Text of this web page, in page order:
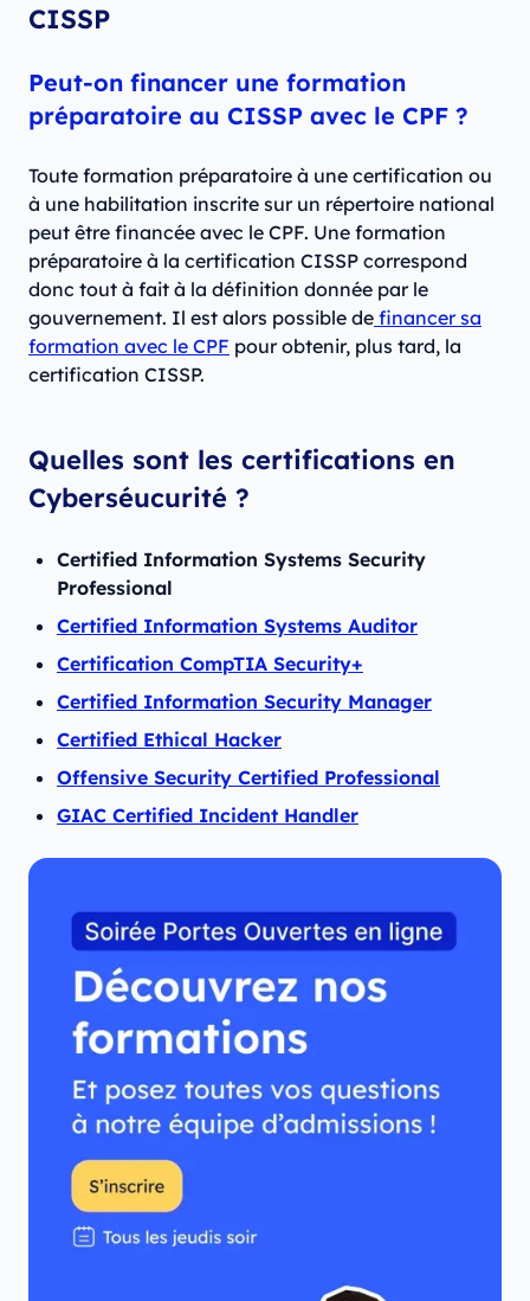
CISSP
Peut-on financer une formation
préparatoire au CISSP avec le CPF ?
Toute formation préparatoire à une certification ou
à une habilitation inscrite sur un répertoire national
peut être financée avec le CPF. Une formation
préparatoire à la certification CISSP correspond
donc tout à fait à la définition donnée par le
gouvernement. Il est alors possible de financer sa
formation avec le CPF pour obtenir, plus tard, la
certification CISSP.
Quelles sont les certifications en
Cyberséucurité ?
Certified Information Systems Security
Professional
Certified Information Systems Auditor
Certification CompTIA Security+
Certified Information Security Manager
Certified Ethical Hacker
Offensive Security Certified Professional
GIAC Certified Incident Handler